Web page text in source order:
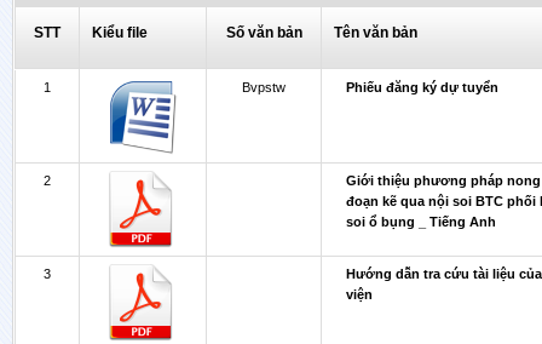
STT Kiểu file Số văn bản Tên văn bản
1 Bvpstw Phiếu đăng ký dự tuyển
2
Giới thiệu phương pháp nong
đoạn kẽ qua nội soi BTC phối
soi ổ bụng _ Tiếng Anh
3
Hướng dẫn tra cứu tài liệu
viện